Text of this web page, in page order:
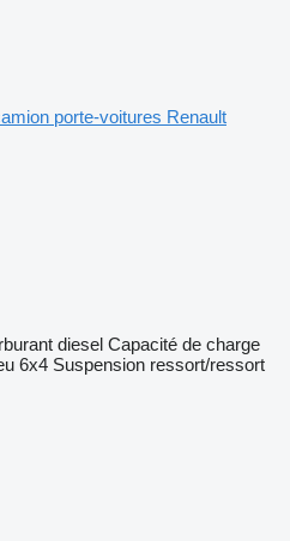
porte-voitures Renault
diesel Capacité de charge
6x4 Suspension ressort/ressort